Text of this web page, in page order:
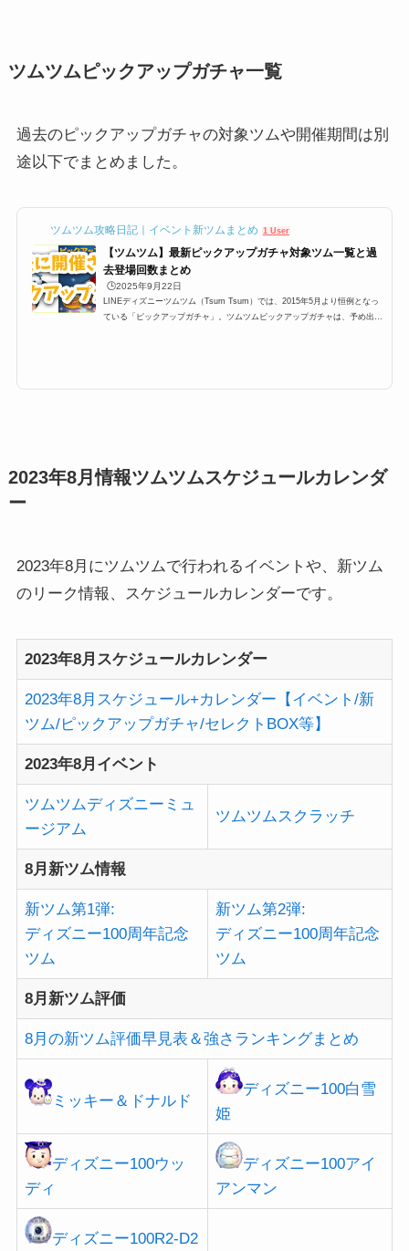
ツムツムピックアップガチャ一覧
過去のピックアップガチャの対象ツムや開催期間は別
途以下でまとめました。
ツムツム攻略日記｜イベント新ツムまとめ 1 User
【ツムツム】最新ピックアップガチャ対象ツム一覧と過
去登場回数まとめ
🕒️2025年9月22日
LINEディズニーツムツム（Tsum Tsum）では、2015年5月より恒例となっ
ている「ピックアップガチャ」。ツムツムピックアップガチャは、予め出る
2023年8月情報ツムツムスケジュールカレンダ
ー
2023年8月にツムツムで行われるイベントや、新ツム
のリーク情報、スケジュールカレンダーです。
2023年8月スケジュールカレンダー
2023年8月スケジュール+カレンダー【イベント/新
ツム/ピックアップガチャ/セレクトBOX等】
2023年8月イベント
ツムツムディズニーミュ
ージアム
ツムツムスクラッチ
8月新ツム情報
新ツム第1弾:
ディズニー100周年記念
ツム
新ツム第2弾:
ディズニー100周年記念
ツム
8月新ツム評価
8月の新ツム評価早見表＆強さランキングまとめ
ミッキー＆ドナルド
ディズニー100白雪
姫
ディズニー100ウッ
ディ
ディズニー100アイ
アンマン
ディズニー100R2-D2